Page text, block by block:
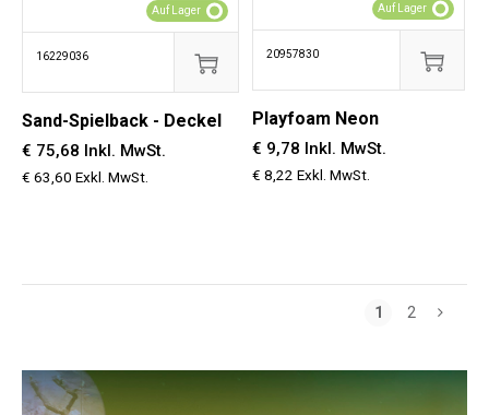
16229036
Auf Lager
Sand-Spielback - Deckel
€ 75,68 Inkl. MwSt.
€ 63,60 Exkl. MwSt.
20957830
Auf Lager
Playfoam Neon
€ 9,78 Inkl. MwSt.
€ 8,22 Exkl. MwSt.
1 2